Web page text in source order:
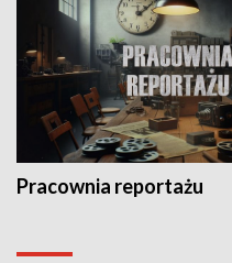
Pracownia reportażu